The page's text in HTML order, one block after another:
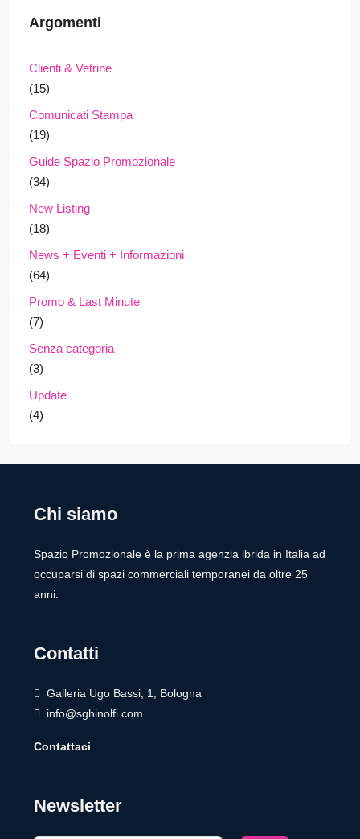
Argomenti
Clienti & Vetrine
(15)
Comunicati Stampa
(19)
Guide Spazio Promozionale
(34)
New Listing
(18)
News + Eventi + Informazioni
(64)
Promo & Last Minute
(7)
Senza categoria
(3)
Update
(4)
Chi siamo
Spazio Promozionale è la prima agenzia ibrida in Italia ad
occuparsi di spazi commerciali temporanei da oltre 25
anni.
Contatti
Galleria Ugo Bassi, 1, Bologna
info@sghinolfi.com
Contattaci
Newsletter